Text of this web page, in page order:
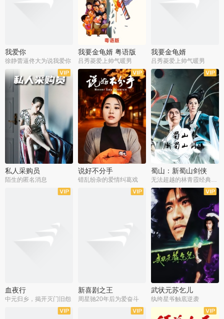
我爱你
徐静蕾逼佟大为说我爱你
我要金龟婿 粤语版
吕秀菱爱上帅气暖男
我要金龟婿
吕秀菱爱上帅气暖男
私人采购员
陌生的匿名消息
说好不分手
错乱纷杂的爱情纠葛戏
蜀山：新蜀山剑侠
无法超越的林青霞经典角色
血夜行
中元归乡，揭开灭门旧怨
新喜剧之王
周星驰20年后为爱奋斗
武状元苏乞儿
纨绔星爷触底逆袭